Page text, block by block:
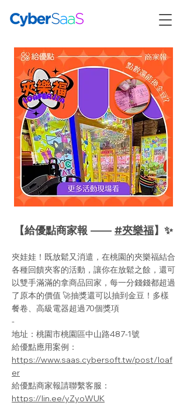
【給優點商家報 —— #夾樂福】✨
夾娃娃！既放鬆又消遣，在桃園的夾樂福結合
各種回饋夾客的活動，讓你在放鬆之餘，還可
以雙手滿滿的拿商品回家，每一分錢錢都超過
了原本的價值 🚀抽獎還可以抽到金豆！多樣
餐卷、高級電器超過70個獎項
-
地址：桃園市桃園區中山路487-1號
給優點應用案例：
https://www.saas.cybersoft.tw/post/loaf
er
給優點商家報請聯繫客服：
https://lin.ee/yZyoWUK